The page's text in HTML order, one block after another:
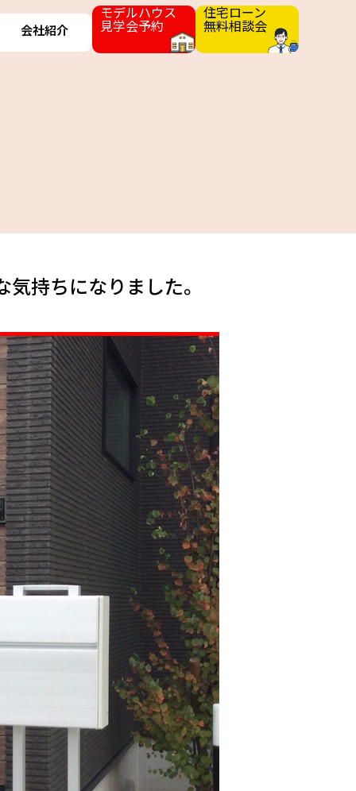
会社紹介
モデルハウス
見学会予約
住宅ローン
無料相談会
持ちになりました。